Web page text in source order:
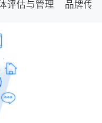
评估与管理 品牌传